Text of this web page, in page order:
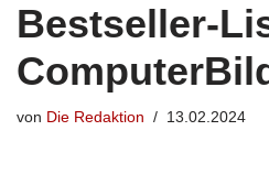
Bestseller-
von Die Redaktion 13.02.2024